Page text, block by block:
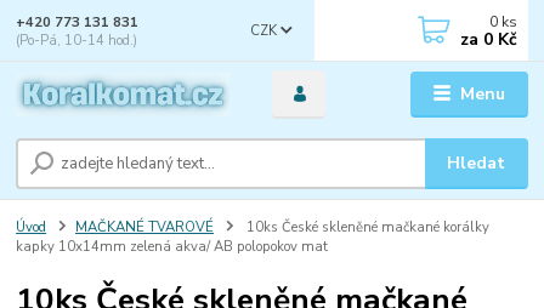
Menu
CZK
Hledat
+420 773 131 831
(Po-Pá, 10-14 hod.)
0 ks
za 0 Kč
Úvod MAČKANÉ TVAROVÉ
10ks České skleněné mačkané korálky
kapky 10x14mm zelená akva/ AB polopokov mat